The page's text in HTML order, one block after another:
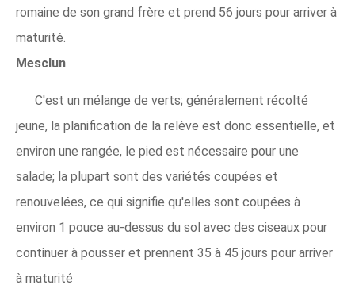
romaine de son grand frère et prend 56 jours pour arriver à
maturité.
Mesclun
C'est un mélange de verts; généralement récolté
jeune, la planification de la relève est donc essentielle, et
environ une rangée, le pied est nécessaire pour une
salade; la plupart sont des variétés coupées et
renouvelées, ce qui signifie qu'elles sont coupées à
environ 1 pouce au-dessus du sol avec des ciseaux pour
continuer à pousser et prennent 35 à 45 jours pour arriver
à maturité